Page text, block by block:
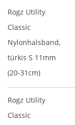
Rogz Utility
Classic
Nylonhalsband,
türkis S 11mm
(20-31cm)
Rogz Utility
Classic